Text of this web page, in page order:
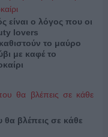
είναι ο λόγος που οι
lovers
το μαύρο
με καφέ το
θα βλέπεις σε κάθε